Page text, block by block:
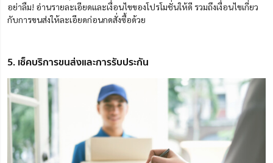
อย่าลืม! อ่านรายละเอียดและเงื่อนไขของโปรโมชั่นให้ดี รวมถึงเงื่อนไขเกี่ยว
กับการขนส่งให้ละเอียดก่อนกดสั่งซื้อด้วย
5. เช็คบริการขนส่งและการรับประกัน